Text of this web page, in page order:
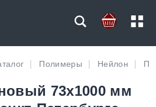
Полимеры Нейлон
73х1000 мм